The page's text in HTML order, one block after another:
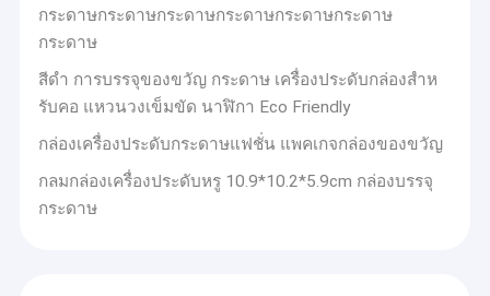
วิดีโอ
เกี่ยวกับเรา
ทัวร์โรงงาน
การควบคุมคุณภาพ
กระดาษกระดาษกระดาษกระดาษกระดาษกระดาษ
กระดาษ
สีดํา การบรรจุของขวัญ กระดาษ เครื่องประดับกล่องสําห
รับคอ แหวนวงเข็มขัด นาฬิกา Eco Friendly
กล่องเครื่องประดับกระดาษแฟชั่น แพคเกจกล่องของขวัญ
กลมกล่องเครื่องประดับหรู 10.9*10.2*5.9cm กล่องบรรจุ
กระดาษ
ภารกิจ
ภารกิจของเราคือการให้บริการลูกค้าของเราอย่างเต็มใจ ตั้งแต่การก่อ
ตั้งของเรา เราได้จัดจําหน่ายสินค้าพิมพ์ที่มีคุณภาพสูงหลากหลาย
สาขาวิชาการ
เราเชี่ยวชาญในการออกแบบและพิมพ์:
อัลบั้มภาพ
หนังสือพิมพ์
หนังสือและนิตยสาร